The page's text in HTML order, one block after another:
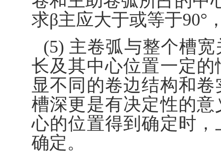
求β主应大于或等于90°
(5) 主卷弧与整个槽
长及其中心位置一定
显不同的卷边结构和
槽深更是有决定性的
心的位置得到确定时
确定。